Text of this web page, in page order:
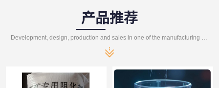
产品推荐
Development, design, production and sales in one of the manufacturing enterprises